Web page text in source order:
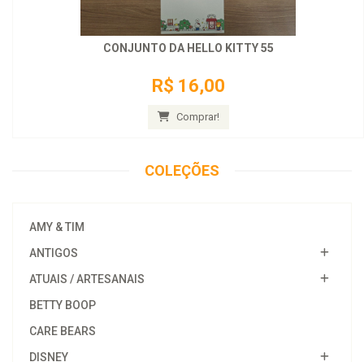
CONJUNTO DA HELLO KITTY 55
R$ 16,00
Comprar!
COLEÇÕES
AMY & TIM
ANTIGOS
ATUAIS / ARTESANAIS
BETTY BOOP
CARE BEARS
DISNEY